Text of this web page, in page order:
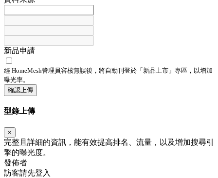
新品申請
經 HomeMesh管理員審核無誤後，將自動刊登於「 新品上市 」專區，以增加
曝光率。
確認上傳
型錄上傳
×
完整且詳細的資訊，能有效提高排名、流量，以及增加搜尋引
擎的曝光度。
發佈者
訪客請先登入